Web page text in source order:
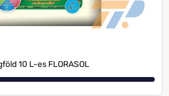
10 L-es FLORASOL